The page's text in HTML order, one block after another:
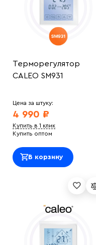
Терморегулятор
CALEO SM931
Цена за штуку:
4 990 ₽
Купить в 1 клик
Купить оптом
В корзину